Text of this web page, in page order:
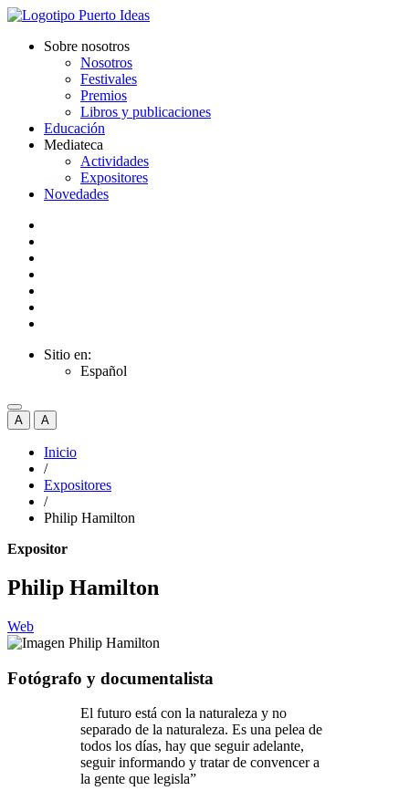
Sobre nosotros
Nosotros
Festivales
Premios
Libros y publicaciones
Educación
Mediateca
Actividades
Expositores
Novedades
Sitio en:
Español
A A
Inicio
/
Expositores
/
Philip Hamilton
Expositor
Philip Hamilton
Web
Fotógrafo y documentalista
El futuro está con la naturaleza y no
separado de la naturaleza. Es una pelea de
todos los días, hay que seguir adelante,
seguir informando y tratar de convencer a
la gente que legisla”